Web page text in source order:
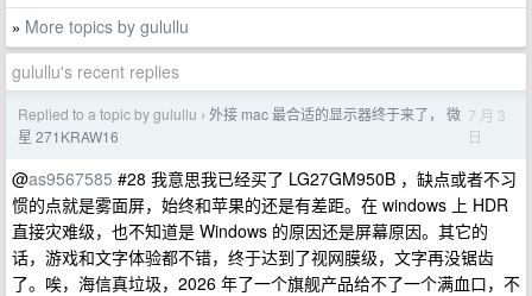
» More topics by gulullu
gulullu's recent replies
Replied to a topic by gulullu › 外接 mac 最合适的显示器终于来了， 微
星 271KRAW16
7 月 3
日
@as9567585 #28 我意思我已经买了 LG27GM950B ，缺点或者不习
惯的点就是雾面屏，始终和苹果的还是有差距。在 windows 上 HDR
直接灾难级，也不知道是 Windows 的原因还是屏幕原因。其它的
话，游戏和文字体验都不错，终于达到了视网膜级，文字再没锯齿
了。唉，海信真垃圾，2026 年了一个旗舰产品给不了一个满血口，不